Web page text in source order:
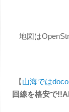
地図は
【 山海では
回線を格安で